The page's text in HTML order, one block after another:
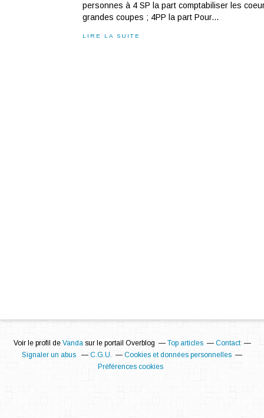
personnes à 4 SP la part comptabiliser les
grandes coupes ; 4PP la part Pour...
LIRE LA SUITE
Voir le profil de Vandasur le portail Overblog Top articles
Contact
Signaler un abus
C.G.U.
Cookies et données personnelles
Préférences cookies